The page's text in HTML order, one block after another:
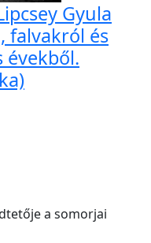
Gyula
falvakról és
évekből.
a somorjai